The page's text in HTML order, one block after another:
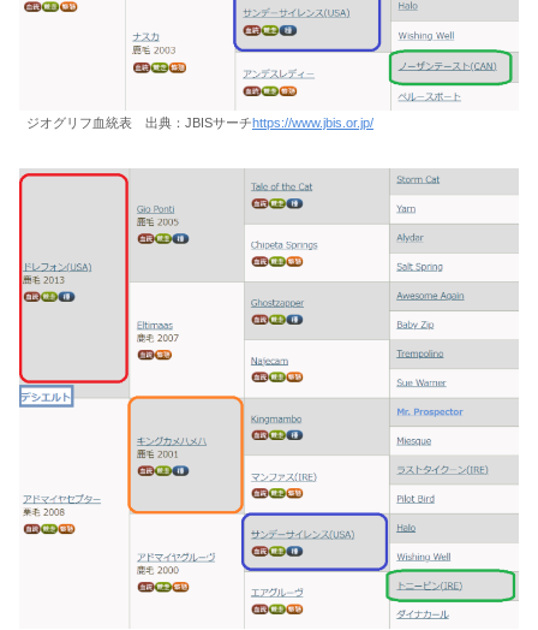
ジオグリフ血統表 出典：JBISサーチhttps://www.jbis.or.jp/